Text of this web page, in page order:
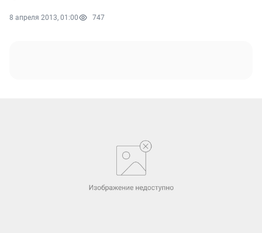
8 апреля 2013, 01:00 747